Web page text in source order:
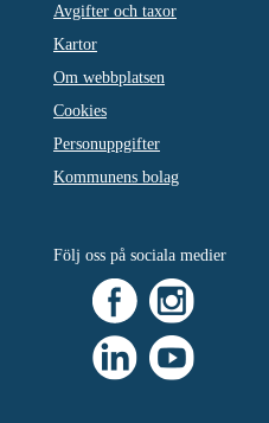
Avgifter och taxor
Kartor
Om webbplatsen
Cookies
Personuppgifter
Kommunens bolag
Följ oss på sociala medier